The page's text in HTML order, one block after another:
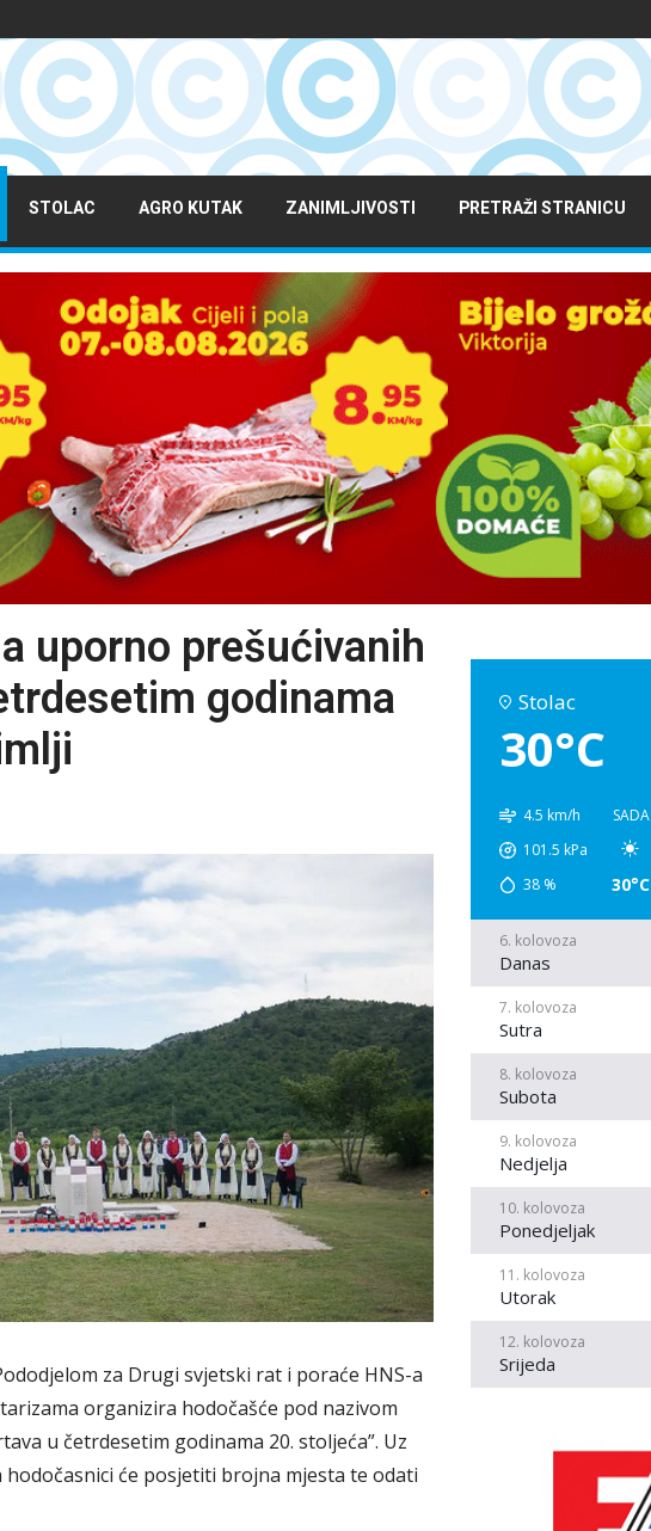
STOLAC AGRO KUTAK ZANIMLJIVOSTI PRETRAŽI STRANICU
uporno prešućivanih
godinama
za Drugi svjetski rat i poraće HNS-a
organizira hodočašće pod nazivom
u četrdesetim godinama 20. stoljeća”. Uz
će posjetiti brojna mjesta te odati
Stolac
30°C
4.5 km/h
101.5 kPa
38 %
SADA
30°C
6. kolovoza
Danas
7. kolovoza
Sutra
8. kolovoza
Subota
9. kolovoza
Nedjelja
10. kolovoza
Ponedjeljak
11. kolovoza
Utorak
12. kolovoza
Srijeda